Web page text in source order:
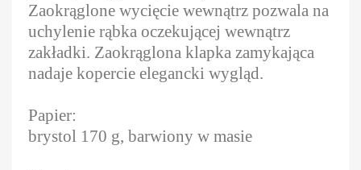
Zaokrąglone wycięcie wewnątrz pozwala na
uchylenie rąbka oczekującej wewnątrz
zakładki. Zaokrąglona klapka zamykająca
nadaje kopercie elegancki wygląd.
Papier:
brystol 170 g, barwiony w masie